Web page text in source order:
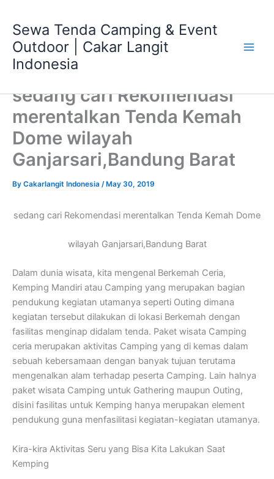
content
Sewa Tenda Camping & Event
Outdoor | Cakar Langit
Indonesia
sedang cari Rekomendasi
merentalkan Tenda Kemah
Dome wilayah
Ganjarsari,Bandung Barat
By Cakarlangit Indonesia / May 30, 2019
sedang cari Rekomendasi merentalkan Tenda Kemah Dome
wilayah Ganjarsari,Bandung Barat
Dalam dunia wisata, kita mengenal Berkemah Ceria,
Kemping Mandiri atau Camping yang merupakan bagian
pendukung kegiatan utamanya seperti Outing dimana
kegiatan tersebut dilakukan di lokasi Berkemah dengan
fasilitas menginap didalam tenda. Paket wisata Camping
ceria merupakan aktivitas Camping yang di kemas dalam
sebuah kebersamaan dengan banyak tujuan terutama
mengenalkan alam terhadap peserta Camping. Lain halnya
paket wisata Camping untuk Gathering maupun Outing,
disini fasilitas untuk Kemping hanya merupakan element
pendukung guna menfasilitasi kegiatan-kegiatan utamanya.
Kira-kira Aktivitas Seru yang Bisa Kita Lakukan Saat
Kemping